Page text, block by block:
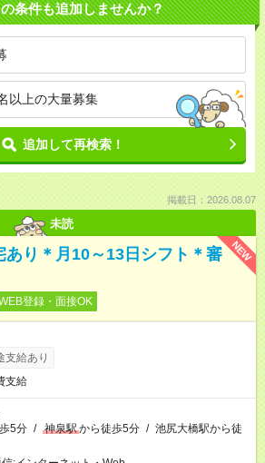
条件も追加しませんか？
以上の大量募集
追加して再検索！
掲載日：2026.08.07
未読
NEW
あり＊月10～13日シフト＊審
登録・面接OK
支給あり
支給
5分 / 神泉駅から徒歩5分 / 池尻大橋駅から徒